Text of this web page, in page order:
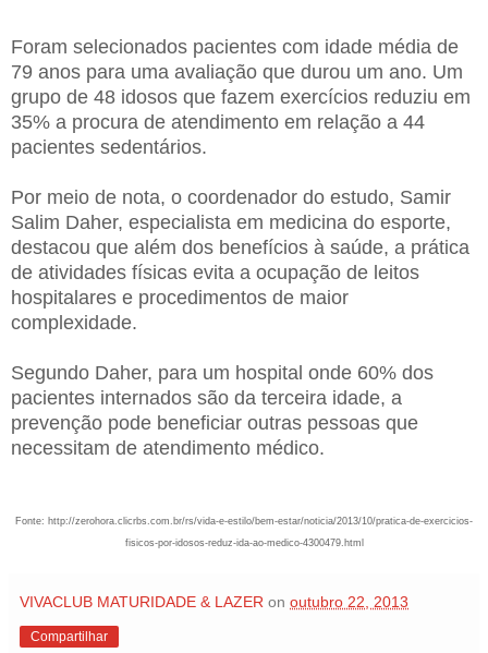
Foram selecionados pacientes com idade média de
79 anos para uma avaliação que durou um ano. Um
grupo de 48 idosos que fazem exercícios reduziu em
35% a procura de atendimento em relação a 44
pacientes sedentários.
Por meio de nota, o coordenador do estudo, Samir
Salim Daher, especialista em medicina do esporte,
destacou que além dos benefícios à saúde, a prática
de atividades físicas evita a ocupação de leitos
hospitalares e procedimentos de maior
complexidade.
Segundo Daher, para um hospital onde 60% dos
pacientes internados são da terceira idade, a
prevenção pode beneficiar outras pessoas que
necessitam de atendimento médico.
Fonte: http://zerohora.clicrbs.com.br/rs/vida-e-estilo/bem-estar/noticia/2013/10/pratica-de-exercicios-
fisicos-por-idosos-reduz-ida-ao-medico-4300479.html
VIVACLUB MATURIDADE & LAZER on outubro 22, 2013
Compartilhar